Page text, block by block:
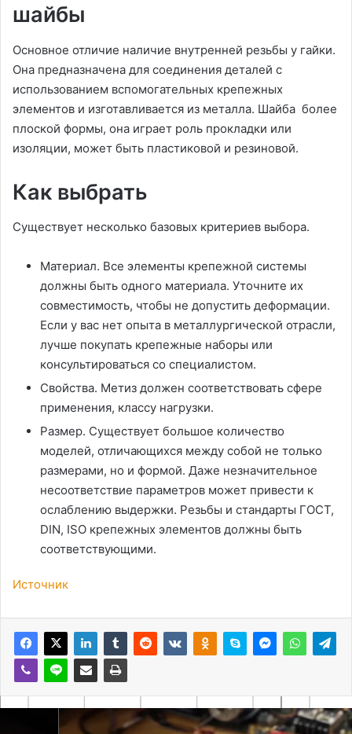
шайбы
Основное отличие наличие внутренней резьбы у гайки.
Она предназначена для соединения деталей с
использованием вспомогательных крепежных
элементов и изготавливается из металла. Шайба более
плоской формы, она играет роль прокладки или
изоляции, может быть пластиковой и резиновой.
Как выбрать
Существует несколько базовых критериев выбора.
Материал. Все элементы крепежной системы
должны быть одного материала. Уточните их
совместимость, чтобы не допустить деформации.
Если у вас нет опыта в металлургической отрасли,
лучше покупать крепежные наборы или
консультироваться со специалистом.
Свойства. Метиз должен соответствовать сфере
применения, классу нагрузки.
Размер. Существует большое количество
моделей, отличающихся между собой не только
размерами, но и формой. Даже незначительное
несоответствие параметров может привести к
ослаблению выдержки. Резьбы и стандарты ГОСТ,
DIN, ISO крепежных элементов должны быть
соответствующими.
Источник